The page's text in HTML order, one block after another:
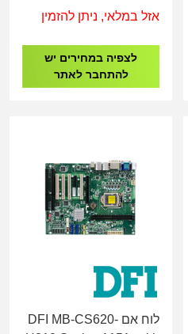
Socket 1851
אזל במלאי, ניתן להזמין
לצפיה במחירים יש
להתחבר לאתר
לוח אם DFI MB-CS620-